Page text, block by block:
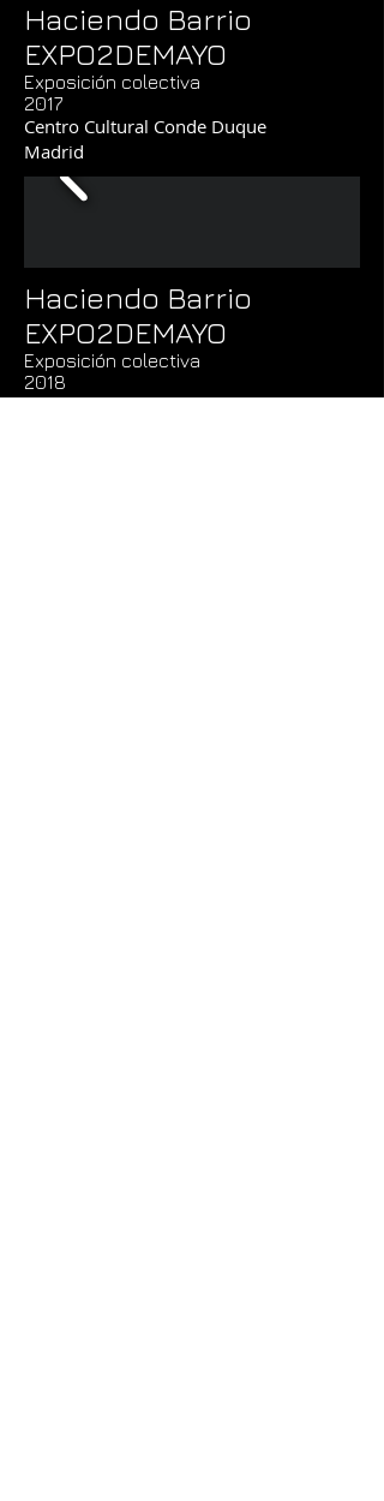
Haciendo Barrio
EXPO2DEMAYO
Exposición colectiva
2017
Centro Cultural Conde Duque
Madrid
Haciendo Barrio
EXPO2DEMAYO
Exposición colectiva
2018
Centro Cultural Conde Duque